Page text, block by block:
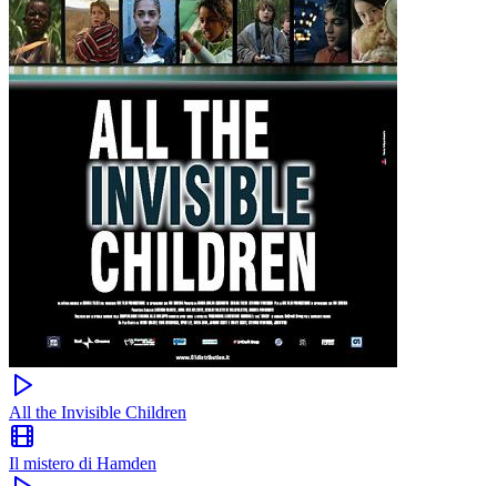
All the Invisible Children
Il mistero di Hamden